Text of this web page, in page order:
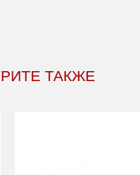
ТАКЖЕ